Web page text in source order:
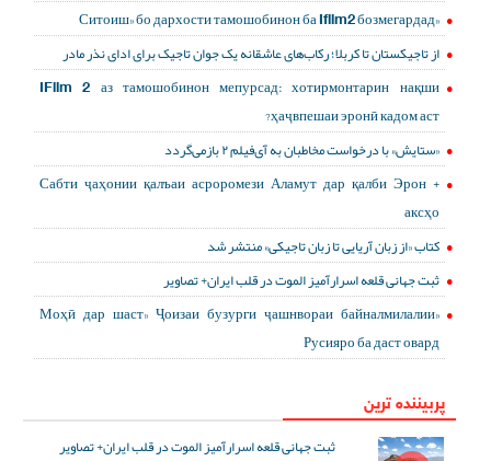
«Ситоиш» бо дархости тамошобинон ба Ifilm2 бозмегардад
از تاجیکستان تا کربلا؛ رکاب‌های عاشقانه یک جوان تاجیک برای ادای نذر مادر
IFilm 2 аз тамошобинон мепурсад: хотирмонтарин нақши
ҳаҷвпешаи эронӣ кадом аст?
«ستایش» با درخواست مخاطبان به آی‌فیلم ۲ بازمی‌گردد
Сабти ҷаҳонии қалъаи асроромези Аламут дар қалби Эрон +
аксҳо
کتاب «از زبان آریایی تا زبان تاجیکی» منتشر شد
ثبت جهانی قلعه اسرارآمیز الموت در قلب ایران+ تصاویر
«Моҳӣ дар шаст» Ҷоизаи бузурги ҷашнвораи байналмилалии
Русияро ба даст овард
پربیننده ترین
ثبت جهانی قلعه اسرارآمیز الموت در قلب ایران+ تصاویر